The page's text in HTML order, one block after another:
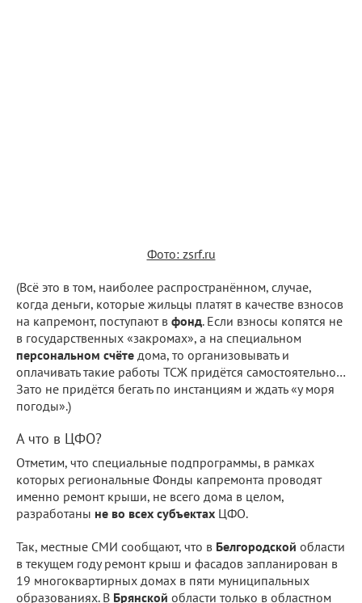
Фото: zsrf.ru
(Всё это в том, наиболее распространённом, случае,
когда деньги, которые жильцы платят в качестве взносов
на капремонт, поступают в фонд. Если взносы копятся не
в государственных «закромах», а на специальном
персональном счёте дома, то организовывать и
оплачивать такие работы ТСЖ придётся самостоятельно…
Зато не придётся бегать по инстанциям и ждать «у моря
погоды».)
А что в ЦФО?
Отметим, что специальные подпрограммы, в рамках
которых региональные Фонды капремонта проводят
именно ремонт крыши, не всего дома в целом,
разработаны не во всех субъектах ЦФО.
Так, местные СМИ сообщают, что в Белгородской области
в текущем году ремонт крыш и фасадов запланирован в
19 многоквартирных домах в пяти муниципальных
образованиях. В Брянской области только в областном